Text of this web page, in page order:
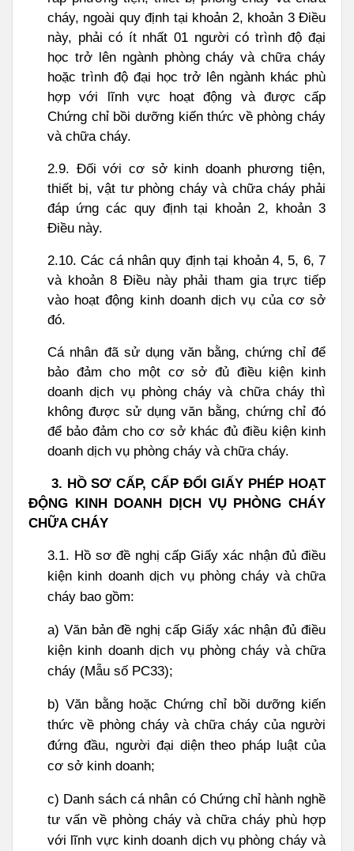
cháy, ngoài quy định tại khoản 2, khoản 3 Điều
này, phải có ít nhất 01 người có trình độ đại
học trở lên ngành phòng cháy và chữa cháy
hoặc trình độ đại học trở lên ngành khác phù
hợp với lĩnh vực hoạt động và được cấp
Chứng chỉ bồi dưỡng kiến thức về phòng cháy
và chữa cháy.
2.9. Đối với cơ sở kinh doanh phương tiện,
thiết bị, vật tư phòng cháy và chữa cháy phải
đáp ứng các quy định tại khoản 2, khoản 3
Điều này.
2.10. Các cá nhân quy định tại khoản 4, 5, 6, 7
và khoản 8 Điều này phải tham gia trực tiếp
vào hoạt động kinh doanh dịch vụ của cơ sở
đó.
Cá nhân đã sử dụng văn bằng, chứng chỉ để
bảo đảm cho một cơ sở đủ điều kiện kinh
doanh dịch vụ phòng cháy và chữa cháy thì
không được sử dụng văn bằng, chứng chỉ đó
để bảo đảm cho cơ sở khác đủ điều kiện kinh
doanh dịch vụ phòng cháy và chữa cháy.
3. HỒSƠ CẤP, CẤP ĐỔI GIẤY PHÉP HOẠT
ĐỘNG KINH DOANH DỊCH VỤ PHÒNG CHÁY
CHỮA CHÁY
3.1. Hồ sơ đề nghị cấp Giấy xác nhận đủ điều
kiện kinh doanh dịch vụ phòng cháy và chữa
cháy bao gồm:
a) Văn bản đề nghị cấp Giấy xác nhận đủ điều
kiện kinh doanh dịch vụ phòng cháy và chữa
cháy (Mẫu số PC33);
b) Văn bằng hoặc Chứng chỉ bồi dưỡng kiến
thức về phòng cháy và chữa cháy của người
đứng đầu, người đại diện theo pháp luật của
cơ sở kinh doanh;
c) Danh sách cá nhân có Chứng chỉ hành nghề
tư vấn về phòng cháy và chữa cháy phù hợp
với lĩnh vực kinh doanh dịch vụ phòng cháy và